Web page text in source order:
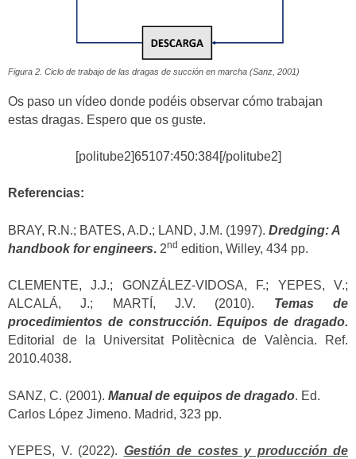
Figura 2. Ciclo de trabajo de las dragas de succión en marcha (Sanz, 2001)
Os paso un vídeo donde podéis observar cómo trabajan
estas dragas. Espero que os guste.
[politube2]65107:450:384[/politube2]
Referencias:
BRAY, R.N.; BATES, A.D.; LAND, J.M. (1997). Dredging: A
handbook for engineers. 2nd edition, Willey, 434 pp.
CLEMENTE, J.J.; GONZÁLEZ-VIDOSA, F.; YEPES, V.;
ALCALÁ, J.; MARTÍ, J.V. (2010). Temas de
procedimientos de construcción. Equipos de dragado.
Editorial de la Universitat Politècnica de València. Ref.
2010.4038.
SANZ, C. (2001). Manual de equipos de dragado. Ed.
Carlos López Jimeno. Madrid, 323 pp.
YEPES, V. (2022). Gestión de costes y producción de